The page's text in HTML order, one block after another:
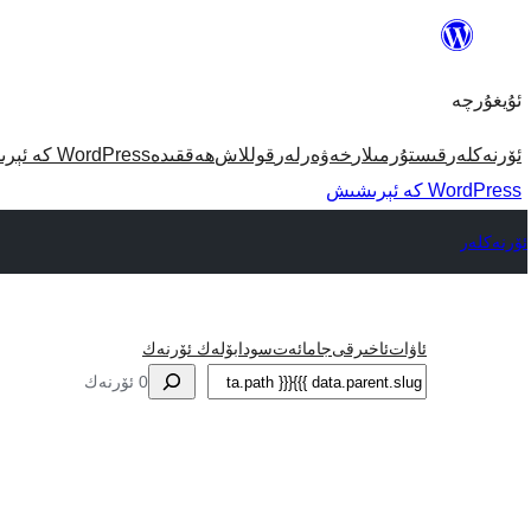
مەزمۇنغا
ئۇيغۇرچە
ئۆرنەكلەر قىستۇرمىلار خەۋەرلەر قوللاشھەققىدەWordPress كە ئېرىشىش
WordPress كە ئېرىشىش
ئۆرنەكلەر
ئاۋاتئاخىرقىجامائەتسودابۆلەك ئۆرنەك
ئىزدە 0 ئۆرنەك